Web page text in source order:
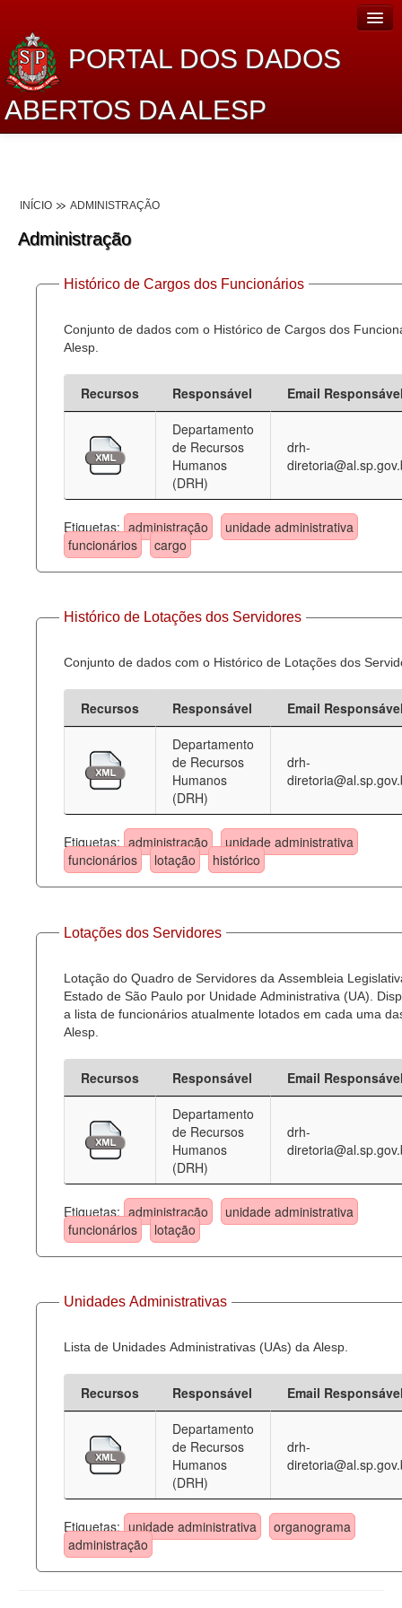
PORTAL DOS DADOS
ABERTOS DA ALESP
Dados Abertos Alesp
Lei de Acesso à Informação
Dados Governamentais Abertos
Planejamento
Catálogo de dados
Processo Legislativo
Administração
Legislação
Agenda
Perguntas frequentes
Contato
INÍCIO ADMINISTRAÇÃO
Administração
Histórico de Cargos dos Funcionários
Conjunto de dados com o Histórico de Cargos dos
Alesp.
Recursos Responsável
Email
Departamento
de Recursos
Humanos
(DRH)
drh-
Etiquetas: administração
unidade administrativa
funcionários
cargo
Histórico de Lotações dos Servidores
Conjunto de dados com o Histórico de Lotações dos
Recursos Responsável
Email
Departamento
de Recursos
Humanos
(DRH)
drh-
Etiquetas: administração
unidade administrativa
funcionários
lotação histórico
Lotações dos Servidores
Lotação do Quadro de Servidores da Assembleia
Estado de São Paulo por Unidade Administrativa (UA).
a lista de funcionários atualmente lotados em cada uma
Alesp.
Recursos Responsável
Email
Departamento
de Recursos
Humanos
(DRH)
drh-
Etiquetas: administração
unidade administrativa
funcionários
lotação
Unidades Administrativas
Lista de Unidades Administrativas (UAs) da Alesp.
Recursos Responsável
Email
Departamento
de Recursos
Humanos
(DRH)
drh-
Etiquetas: unidade administrativa
organograma
administração